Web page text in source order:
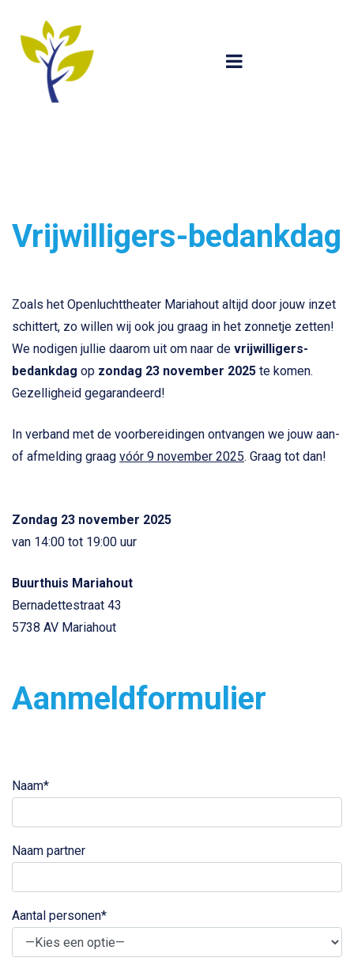
Vrijwilligers-bedankdag
Zoals het Openluchttheater Mariahout altijd door jouw inzet
schittert, zo willen wij ook jou graag in het zonnetje zetten!
We nodigen jullie daarom uit om naar de vrijwilligers-
bedankdag op zondag 23 november 2025 te komen.
Gezelligheid gegarandeerd!
In verband met de voorbereidingen ontvangen we jouw aan-
of afmelding graag vóór 9 november 2025. Graag tot dan!
Zondag 23 november 2025
van 14:00 tot 19:00 uur
Buurthuis Mariahout
Bernadettestraat 43
5738 AV Mariahout
Aanmeldformulier
Naam*
Naam partner
Aantal personen*